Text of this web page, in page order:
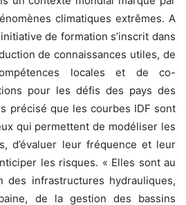
climatiques extrêmes. A
de formation s’inscrit dans
de connaissances utiles, de
locales et de co-
pour les défis des pays des
précisé que les courbes IDF sont
qui permettent de modéliser les
d’évaluer leur fréquence et leur
les risques. « Elles sont au
infrastructures hydrauliques,
de la gestion des bassins